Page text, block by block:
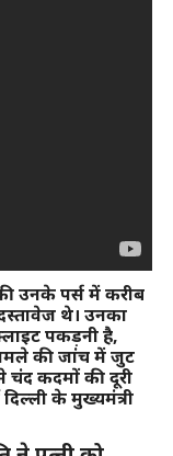
उनके पर्स में करीब
थे। उनका
पकड़नी है,
की जांच में जुट
चंद कदमों की दूरी
के मुख्यमंत्री